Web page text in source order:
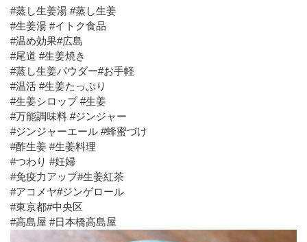
#蒸し生姜湯 #蒸し生姜
#生姜湯 #イトク食品
#温め効果#広島
#尾道 #生姜焼き
#蒸し生姜パウダー#お手軽
#温活 #生姜たっぷり
#生姜シロップ #生姜
#万能調味料 #ジンジャー
#ジンジャーエール #蜂蜜づけ
#酢生姜 #生姜料理
#つわり #妊婦
#免疫力アップ#生姜紅茶
#アコメヤ#ジンゲロール
#東京都#中央区
#高島屋 #日本橋高島屋